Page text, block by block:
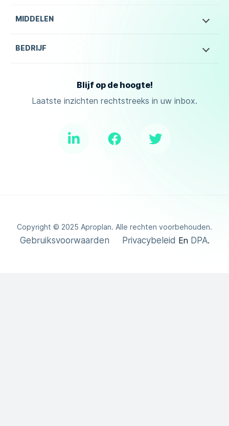
MIDDELEN
BEDRIJF
Blijf op de hoogte!
Laatste inzichten rechtstreeks in uw inbox.
Copyright © 2025 Aproplan. Alle rechten voorbehouden.
Gebruiksvoorwaarden Privacybeleid En DPA.